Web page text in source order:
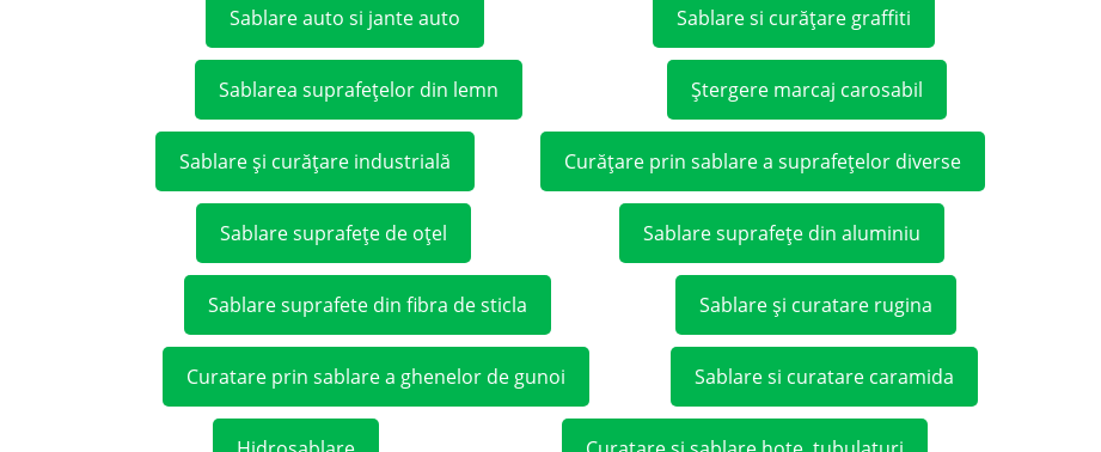
Sablare auto si jante auto Sablare si curățare graffiti
Sablarea suprafețelor din lemn Ștergere marcaj carosabil
Sablare și curățare industrială Curățare prin sablare a suprafețelor diverse
Sablare suprafețe de oțel Sablare suprafețe din aluminiu
Sablare suprafete din fibra de sticla Sablare și curatare rugina
Curatare prin sablare a ghenelor de gunoi Sablare si curatare caramida